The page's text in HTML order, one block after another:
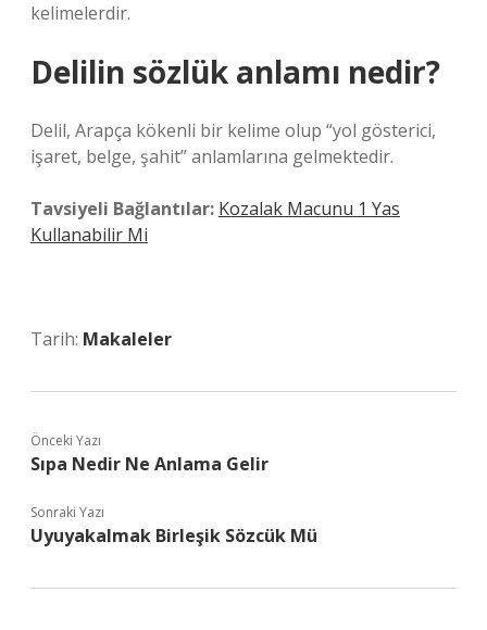
kelimelerdir.
Delilin sözlük anlamı nedir?
Delil, Arapça kökenli bir kelime olup “yol gösterici,
işaret, belge, şahit” anlamlarına gelmektedir.
Tavsiyeli Bağlantılar: Kozalak Macunu 1 Yas
Kullanabilir Mi
Tarih: Makaleler
Önceki Yazı
Sıpa Nedir Ne Anlama Gelir
Sonraki Yazı
Uyuyakalmak Birleşik Sözcük Mü